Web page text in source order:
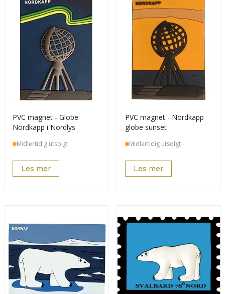
PVC magnet - Globe
Nordkapp i Nordlys
Midlertidig utsolgt
Les mer
PVC magnet - Nordkapp
globe sunset
Midlertidig utsolgt
Les mer